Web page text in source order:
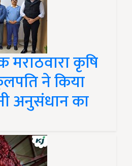
मराठवारा कृषि
ने किया
अनुसंधान का